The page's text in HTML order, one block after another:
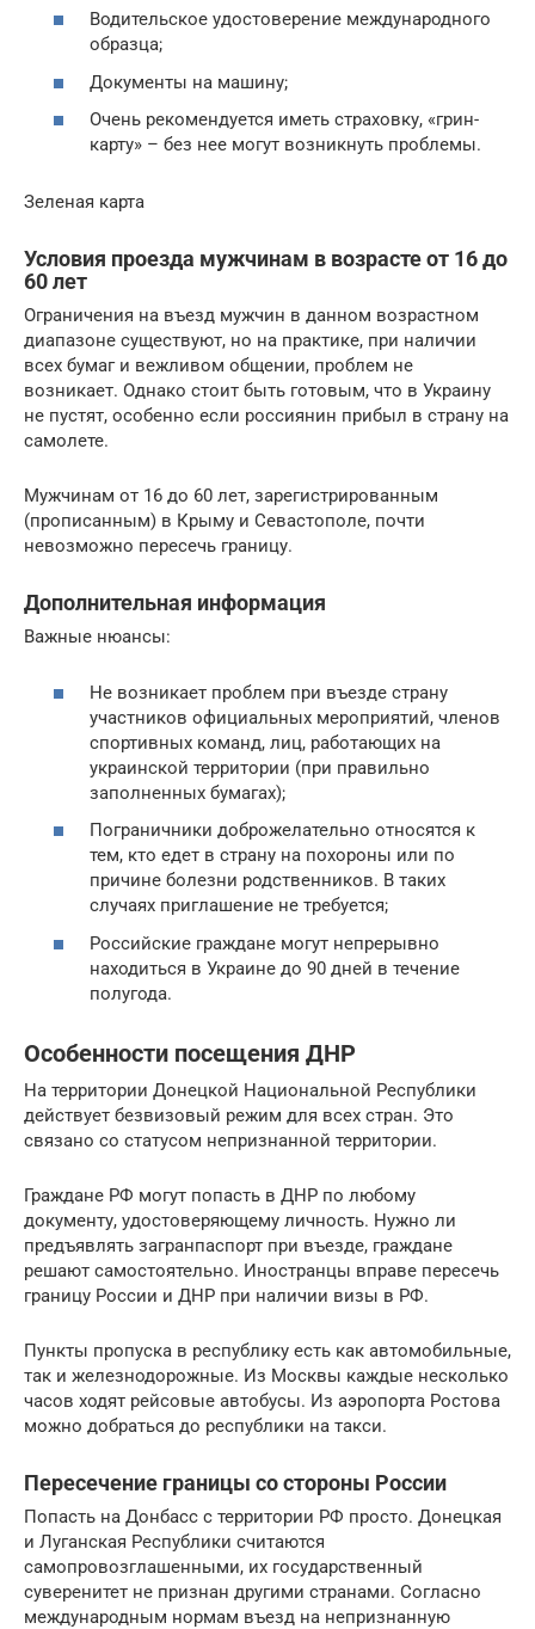
Водительское удостоверение международного
образца;
Документы на машину;
Очень рекомендуется иметь страховку, «грин-
карту» – без нее могут возникнуть проблемы.
Зеленая карта
Условия проезда мужчинам в возрасте от 16 до
60 лет
Ограничения на въезд мужчин в данном возрастном
диапазоне существуют, но на практике, при наличии
всех бумаг и вежливом общении, проблем не
возникает. Однако стоит быть готовым, что в Украину
не пустят, особенно если россиянин прибыл в страну на
самолете.
Мужчинам от 16 до 60 лет, зарегистрированным
(прописанным) в Крыму и Севастополе, почти
невозможно пересечь границу.
Дополнительная информация
Важные нюансы:
Не возникает проблем при въезде страну
участников официальных мероприятий, членов
спортивных команд, лиц, работающих на
украинской территории (при правильно
заполненных бумагах);
Пограничники доброжелательно относятся к
тем, кто едет в страну на похороны или по
причине болезни родственников. В таких
случаях приглашение не требуется;
Российские граждане могут непрерывно
находиться в Украине до 90 дней в течение
полугода.
Особенности посещения ДНР
На территории Донецкой Национальной Республики
действует безвизовый режим для всех стран. Это
связано со статусом непризнанной территории.
Граждане РФ могут попасть в ДНР по любому
документу, удостоверяющему личность. Нужно ли
предъявлять загранпаспорт при въезде, граждане
решают самостоятельно. Иностранцы вправе пересечь
границу России и ДНР при наличии визы в РФ.
Пункты пропуска в республику есть как автомобильные,
так и железнодорожные. Из Москвы каждые несколько
часов ходят рейсовые автобусы. Из аэропорта Ростова
можно добраться до республики на такси.
Пересечение границы со стороны России
Попасть на Донбасс с территории РФ просто. Донецкая
и Луганская Республики считаются
самопровозглашенными, их государственный
суверенитет не признан другими странами. Согласно
международным нормам въезд на непризнанную